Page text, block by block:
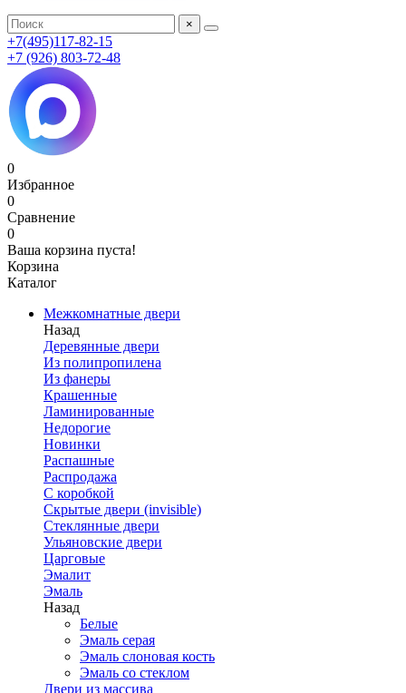
×
+7(495)117-82-15
+7 (926) 803-72-48
0
Избранное
0
Сравнение
0
Ваша корзина пуста!
Корзина
Каталог
Межкомнатные двери
Назад
Деревянные двери
Из полипропилена
Из фанеры
Крашенные
Ламинированные
Недорогие
Новинки
Распашные
Распродажа
С коробкой
Скрытые двери (invisible)
Стеклянные двери
Ульяновские двери
Царговые
Эмалит
Эмаль
Назад
Белые
Эмаль серая
Эмаль слоновая кость
Эмаль со стеклом
Двери из массива